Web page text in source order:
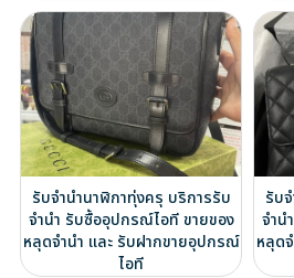
รับจำนำนาฬิกาทุ่งครุ บริการรับ
จำนำ รับซื้ออุปกรณ์ไอที ขายของ
หลุดจำนำ และ รับฝากขายอุปกรณ์
ไอที
รับ
จำน
หลุด